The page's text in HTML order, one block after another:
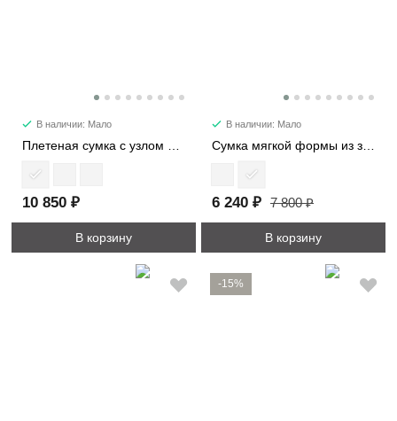
В наличии: Мало
10 850 ₽
В корзину
В наличии: Мало
6 240 ₽ 7 800 ₽
В корзину
-15%